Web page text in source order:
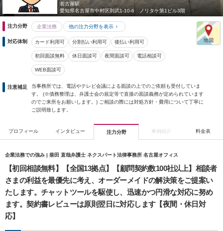
名古屋駅
愛知県名古屋市中村区則武1-10-6 ノリタケ第1ビル3階
注力分野 企業法務 他の注力分野を表示
対応体制 カード利用可 分割払い利用可 後払い利用可
初回面談無料 休日面談可 夜間面談可 電話相談可
WEB面談可
注意補足
当事務所では、電話やテレビ会議による面談の上でのご依頼も受付していま
す。 (※債務整理は、弁護士会の規定等で直接の面談義務が定められています
のでご来所をお願いします。) ご相談の際には対処方針・費用について丁寧に
ご説明致します。
プロフィール インタビュー 注力分野 事例紹介 料金表
企業法務での強み | 柴田 直哉弁護士 ネクスパート法律事務所 名古屋オフィス
【初回相談無料】【全国13拠点】【顧問契約数100社以上】相談者
さまの利益を最優先に考え、オーダーメイドの解決策をご提案い
たします。チャットツールを駆使し、迅速かつ円滑な対応に努め
ます。契約書レビューは原則翌日に対応します【夜間・休日対
応】